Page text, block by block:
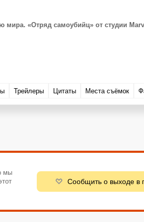
мира. «Отряд самоубийц» от студии
Трейлеры Цитаты Места съёмок
мы
Сообщить о выходе в